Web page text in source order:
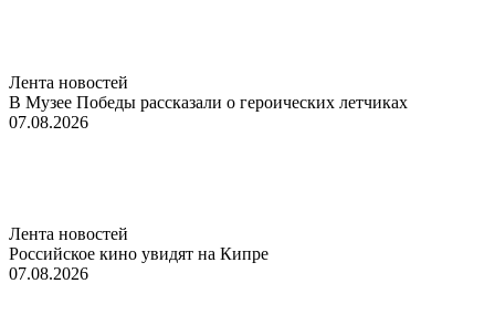
Лента новостей
В Музее Победы рассказали о героических летчиках
07.08.2026
Лента новостей
Российское кино увидят на Кипре
07.08.2026